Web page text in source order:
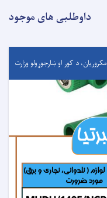
داوطلبی های موجود
د کور او ښارجوړولو وزارت